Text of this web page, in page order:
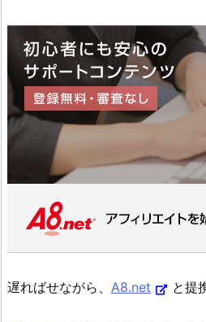
遅ればせながら、 A8.net と提